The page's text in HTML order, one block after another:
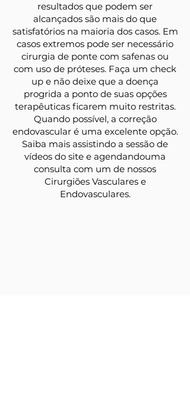
resultados que podem ser
alcançados são mais do que
satisfatórios na maioria dos casos. Em
casos extremos pode ser necessário
cirurgia de ponte com safenas ou
com uso de próteses. Faça um check
up e não deixe que a doença
progrida a ponto de suas opções
terapêuticas ficarem muito restritas.
Quando possível, a correção
endovascular é uma excelente opção.
Saiba mais assistindo a sessão de
vídeos do site e agendandouma
consulta com um de nossos
Cirurgiões Vasculares e
Endovasculares.